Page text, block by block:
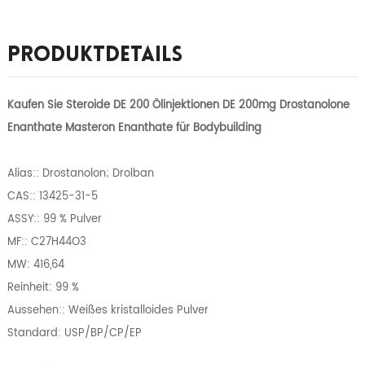
Produktdetails
Kaufen Sie Steroide DE 200 Ölinjektionen DE 200mg Drostanolone
Enanthate Masteron Enanthate für Bodybuilding
Alias:: Drostanolon; Drolban
CAS:: 13425-31-5
ASSY:: 99 % Pulver
MF:: C27H44O3
MW: 416,64
Reinheit: 99 %
Aussehen:: Weißes kristalloides Pulver
Standard: USP/BP/CP/EP